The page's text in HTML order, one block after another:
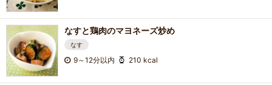
なすと鶏肉のマヨネーズ炒め
なす
9～12分以内 210 kcal